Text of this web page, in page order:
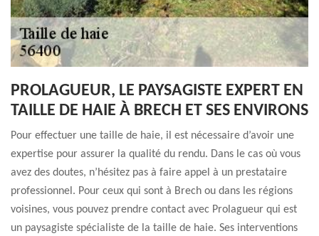
PROLAGUEUR, LE PAYSAGISTE EXPERT EN
TAILLE DE HAIE À BRECH ET SES ENVIRONS
Pour effectuer une taille de haie, il est nécessaire d’avoir une
expertise pour assurer la qualité du rendu. Dans le cas où vous
avez des doutes, n’hésitez pas à faire appel à un prestataire
professionnel. Pour ceux qui sont à Brech ou dans les régions
voisines, vous pouvez prendre contact avec Prolagueur qui est
un paysagiste spécialiste de la taille de haie. Ses interventions